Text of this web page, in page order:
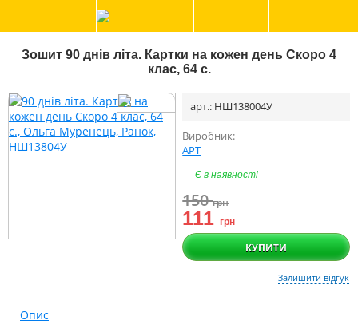
Зошит 90 днів літа. Картки на кожен день Скоро 4
клас, 64 с.
арт.: НШ138004У
Виробник:
АРТ
Є в наявності
150грн
111грн
КУПИТИ
Залишити відгук
Опис